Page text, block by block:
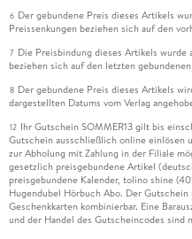
6 Der gebundene Preis dieses Artikels
Preissenkungen beziehen sich auf den
7 Die Preisbindung dieses Artikels wurde
beziehen sich auf den letzten
8 Der gebundene Preis dieses Artikels
dargestellten Datums vom Verlag
12 Ihr Gutschein SOMMER13 gilt bis
Gutschein ausschließlich online einlösen
zur Abholung mit Zahlung in der Filiale
gesetzlich preisgebundene Artikel
preisgebundene Kalender, tolino shine
Hugendubel Hörbuch Abo. Der
Geschenkkarten kombinierbar. Eine
und der Handel des Gutscheincodes sind